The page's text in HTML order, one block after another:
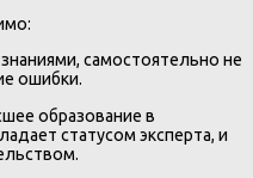
самостоятельно не
ошибки.
образование в
статусом эксперта, и